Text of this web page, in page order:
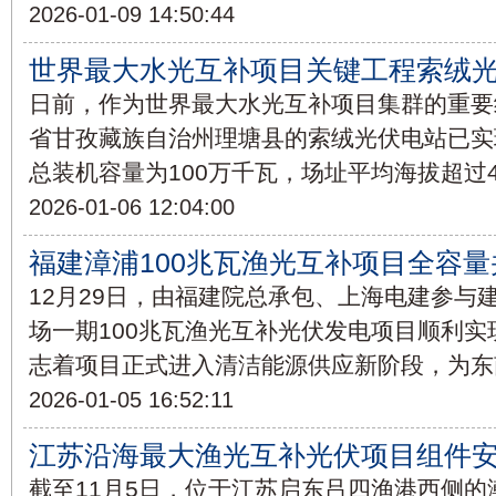
2026-01-09 14:50:44
世界最大水光互补项目关键工程索绒
日前，作为世界最大水光互补项目集群的重
省甘孜藏族自治州理塘县的索绒光伏电站已
总装机容量为100万千瓦，场址平均海拔超
2026-01-06 12:04:00
福建漳浦100兆瓦渔光互补项目全容
12月29日，由福建院总承包、上海电建参与
场一期100兆瓦渔光互补光伏发电项目顺利
志着项目正式进入清洁能源供应新阶段，为
2026-01-05 16:52:11
江苏沿海最大渔光互补光伏项目组件
截至11月5日，位于江苏启东吕四渔港西侧